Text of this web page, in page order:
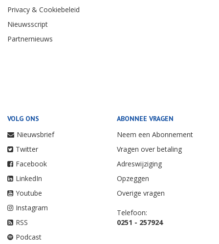
Privacy & Cookiebeleid
Nieuwsscript
Partnernieuws
VOLG ONS
Nieuwsbrief
Twitter
Facebook
LinkedIn
Youtube
Instagram
RSS
Podcast
ABONNEE VRAGEN
Neem een Abonnement
Vragen over betaling
Adreswijziging
Opzeggen
Overige vragen
Telefoon:
0251 - 257924